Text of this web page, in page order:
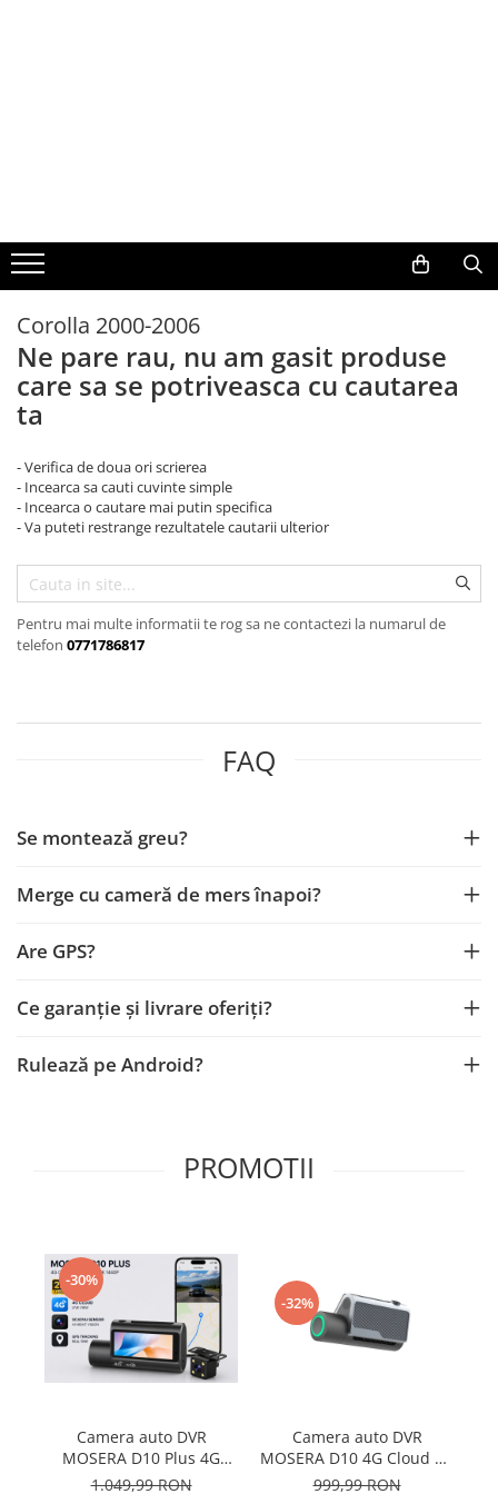
Volkswagen
Audi
Mercedes Benz
Ford
Skoda
Opel
Dacia
Peugeot
Kia
Chevrolet
Suzuki
Honda
Citroen
Isuzu
Subaru
Corolla 2000-2006
Ne pare rau, nu am gasit produse
care sa se potriveasca cu cautarea
ta
- Verifica de doua ori scrierea
- Incearca sa cauti cuvinte simple
- Incearca o cautare mai putin specifica
- Va puteti restrange rezultatele cautarii ulterior
Pentru mai multe informatii te rog sa ne contactezi la numarul de
telefon 0771786817
FAQ
Se montează greu?
Merge cu cameră de mers înapoi?
Are GPS?
Ce garanție și livrare oferiți?
Rulează pe Android?
PROMOTII
-30%
Camera auto DVR
MOSERA D10 Plus 4G
Cloud 2K , Ecran 3.18
1.049,99 RON
-32%
Camera auto DVR
MOSERA D10 4G Cloud 4K
UHD cu Wi-Fi și GPS,
999,99 RON